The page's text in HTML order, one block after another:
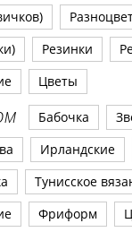
Резинки
Цветы
Бабочка
Ирландские
Тунисское
Фриформ